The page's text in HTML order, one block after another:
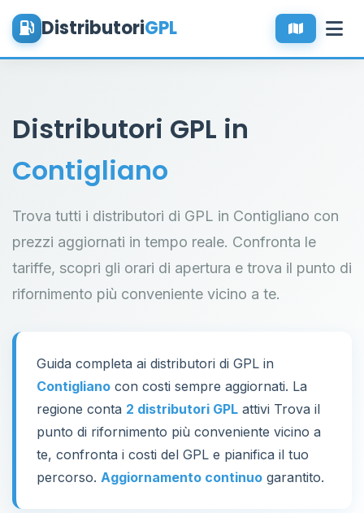
DistributoriGPL
Distributori GPL in
Contigliano
Trova tutti i distributori di GPL in Contigliano con
prezzi aggiornati in tempo reale. Confronta le
tariffe, scopri gli orari di apertura e trova il punto di
rifornimento più conveniente vicino a te.
Guida completa ai distributori di GPL in
Contigliano con costi sempre aggiornati. La
regione conta 2 distributori GPL attivi Trova il
punto di rifornimento più conveniente vicino a
te, confronta i costi del GPL e pianifica il tuo
percorso. Aggiornamento continuo garantito.